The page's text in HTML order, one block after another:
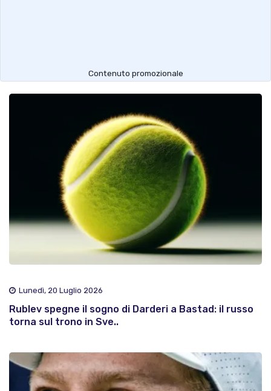
Contenuto promozionale
Lunedì, 20 Luglio 2026
Rublev spegne il sogno di Darderi a Bastad: il russo
torna sul trono in Sve..